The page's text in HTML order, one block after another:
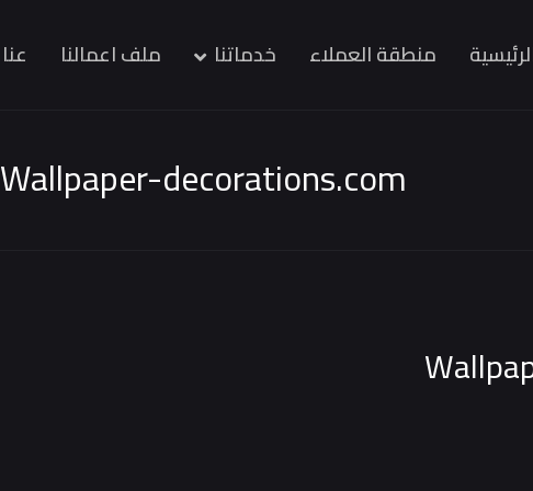
منطقة العملاء خدماتنا ملف اعمالنا عنا
Wallpaper-decorations.com